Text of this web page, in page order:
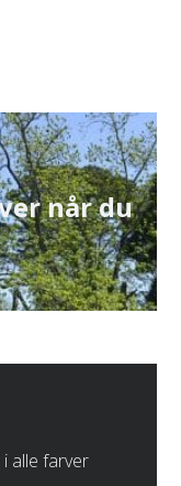
når du
i alle farver